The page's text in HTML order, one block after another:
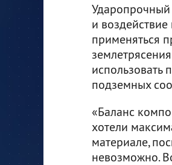
Ударопрочный
и
применяться
использовать
подземных
«Баланс
хотели
материале,
невозможно.